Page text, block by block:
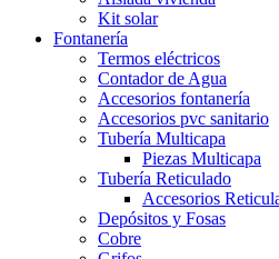
Kit solar
Fontanería
Termos eléctricos
Contador de Agua
Accesorios fontanería
Accesorios pvc sanitario
Tubería Multicapa
Piezas Multicapa
Tubería Reticulado
Accesorios
Depósitos y Fosas
Cobre